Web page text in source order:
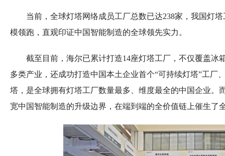
当前，全球灯塔网络成员工厂总数已达238家，我国灯
模领跑，直观印证中国智能制造的全球领先实力。
截至目前，海尔已累计打造14座灯塔工厂，不仅覆盖冰
多类产业，还成功打造中国本土企业首个“可持续灯塔”工厂
塔，是全球拥有灯塔工厂数量最多、维度最全的中国企业。
宽中国智能制造的升级边界，在端到端的全价值链上催生了